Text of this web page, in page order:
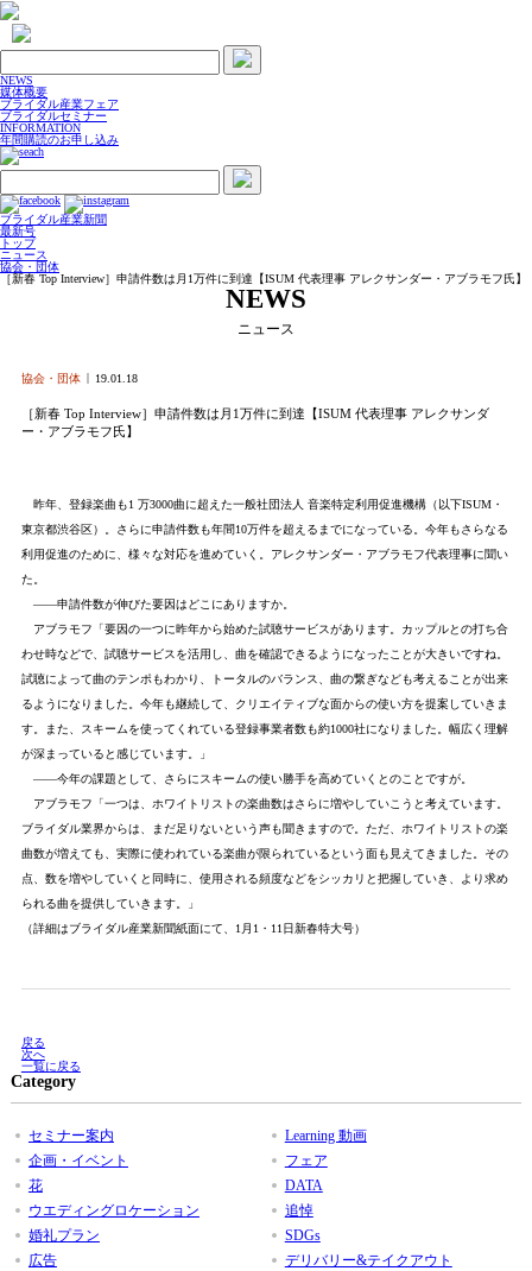
NEWS
媒体概要
ブライダル産業フェア
ブライダルセミナー
INFORMATION
年間購読のお申し込み
ブライダル産業新聞
最新号
トップ
ニュース
協会・団体
［新春 Top Interview］申請件数は月1万件に到達【ISUM 代表理事 アレクサンダー・アブラモフ氏】
NEWS
ニュース
協会・団体 19.01.18
［新春 Top Interview］申請件数は月1万件に到達【ISUM 代表理事 アレクサンダ
ー・アブラモフ氏】
昨年、登録楽曲も1 万3000曲に超えた一般社団法人 音楽特定利用促進機構（以下ISUM・
東京都渋谷区）。さらに申請件数も年間10万件を超えるまでになっている。今年もさらなる
利用促進のために、様々な対応を進めていく。アレクサンダー・アブラモフ代表理事に聞い
た。
――申請件数が伸びた要因はどこにありますか。
アブラモフ「要因の一つに昨年から始めた試聴サービスがあります。カップルとの打ち合
わせ時などで、試聴サービスを活用し、曲を確認できるようになったことが大きいですね。
試聴によって曲のテンポもわかり、トータルのバランス、曲の繋ぎなども考えることが出来
るようになりました。今年も継続して、クリエイティブな面からの使い方を提案していきま
す。また、スキームを使ってくれている登録事業者数も約1000社になりました。幅広く理解
が深まっていると感じています。」
――今年の課題として、さらにスキームの使い勝手を高めていくとのことですが。
アブラモフ「一つは、ホワイトリストの楽曲数はさらに増やしていこうと考えています。
ブライダル業界からは、まだ足りないという声も聞きますので。ただ、ホワイトリストの楽
曲数が増えても、実際に使われている楽曲が限られているという面も見えてきました。その
点、数を増やしていくと同時に、使用される頻度などをシッカリと把握していき、より求め
られる曲を提供していきます。」
（詳細はブライダル産業新聞紙面にて、1月1・11日新春特大号）
戻る
次へ
一覧に戻る
Category
セミナー案内
Learning 動画
企画・イベント
フェア
花
DATA
ウエディングロケーション
追悼
婚礼プラン
SDGs
広告
デリバリー&テイクアウト